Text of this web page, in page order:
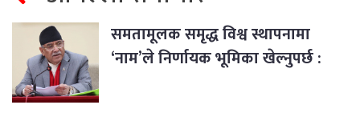
समतामूलक समृद्ध विश्व स्थापनामा
‘नाम’ले निर्णायक भूमिका खेल्नुपर्छ :